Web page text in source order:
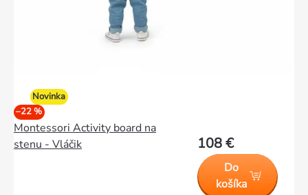
Novinka
–22 %
Montessori Activity board na
stenu - Vláčik
108 €
Do
košíka